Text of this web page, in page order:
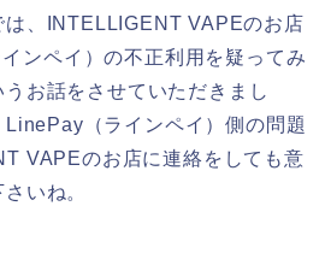
は、INTELLIGENT VAPEのお店
ンペイ）の不正利用を疑ってみ
お話をさせていただきまし
（ラインペイ）側の問題
VAPEのお店に連絡をしても意
いね。